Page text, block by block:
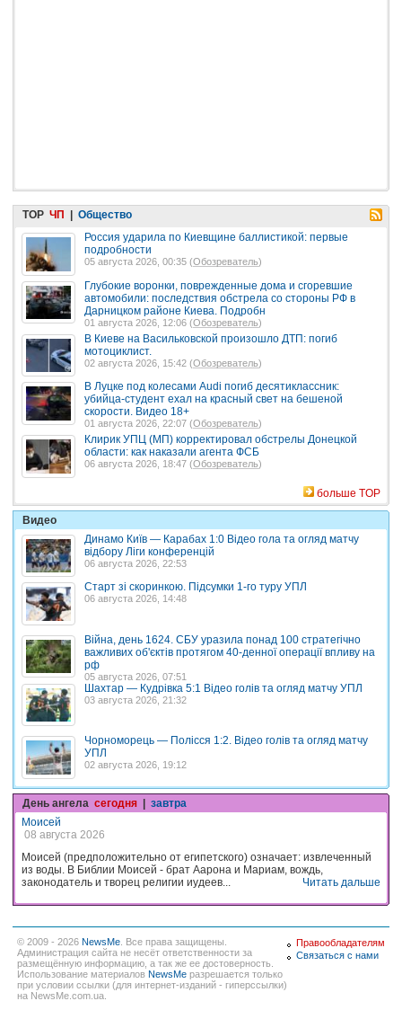
TOP ЧП
Общество
Россия ударила по Киевщине баллистикой: первые
подробности
05 августа 2026, 00:35 (Обозреватель)
Глубокие воронки, поврежденные дома и сгоревшие
автомобили: последствия обстрела со стороны РФ в
Дарницком районе Киева. Подробн
01 августа 2026, 12:06 (Обозреватель)
В Киеве на Васильковской произошло ДТП: погиб
мотоциклист.
02 августа 2026, 15:42 (Обозреватель)
В Луцке под колесами Audi погиб десятиклассник:
убийца-студент ехал на красный свет на бешеной
скорости. Видео 18+
01 августа 2026, 22:07 (Обозреватель)
Клирик УПЦ (МП) корректировал обстрелы Донецкой
области: как наказали агента ФСБ
06 августа 2026, 18:47 (Обозреватель)
больше TOP
Видео
Динамо Київ — Карабах 1:0 Відео гола та огляд матчу
відбору Ліги конференцій
06 августа 2026, 22:53
Старт зі скоринкою. Підсумки 1-го туру УПЛ
06 августа 2026, 14:48
Війна, день 1624. СБУ уразила понад 100 стратегічно
важливих об'єктів протягом 40-денної операції впливу на
рф
05 августа 2026, 07:51
Шахтар — Кудрівка 5:1 Відео голів та огляд матчу УПЛ
03 августа 2026, 21:32
Чорноморець — Полісся 1:2. Відео голів та огляд матчу
УПЛ
02 августа 2026, 19:12
День ангела сегодня | завтра
Моисей
08 августа 2026
Моисей (предположительно от египетского) означает: извлеченный
из воды. В Библии Моисей - брат Аарона и Мариам, вождь,
законодатель и творец религии иудеев...
Читать дальше
© 2009 - 2026 NewsMe . Все права защищены.
Администрация сайта не несёт ответственности за
размещённую информацию, а так же ее достоверность.
Использование материалов NewsMe разрешается только
при условии ссылки (для интернет-изданий - гиперссылки)
на NewsMe.com.ua.
Правообладателям
Связаться с нами